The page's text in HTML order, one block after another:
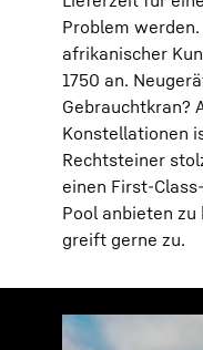
Problem
afrikanischer
1750 an.
Gebrauchtkran?
Konstellationen
Rechtsteiner
einen First-
Pool anbieten zu
greift gerne zu.